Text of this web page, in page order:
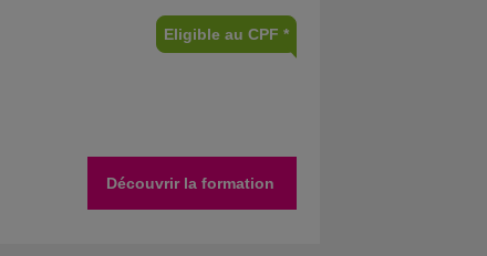
Eligible au CPF *
Découvrir la formation